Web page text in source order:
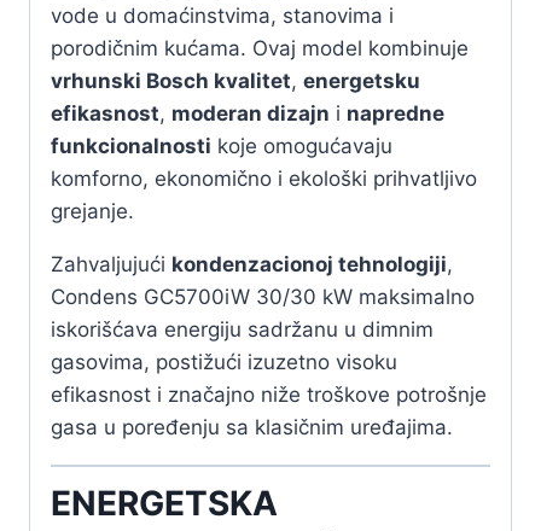
vode u domaćinstvima, stanovima i
porodičnim kućama. Ovaj model kombinuje
vrhunski Bosch kvalitet, energetsku
efikasnost, moderan dizajn i napredne
funkcionalnosti koje omogućavaju
komforno, ekonomično i ekološki prihvatljivo
grejanje.
Zahvaljujući kondenzacionoj tehnologiji,
Condens GC5700iW 30/30 kW maksimalno
iskorišćava energiju sadržanu u dimnim
gasovima, postižući izuzetno visoku
efikasnost i značajno niže troškove potrošnje
gasa u poređenju sa klasičnim uređajima.
ENERGETSKA